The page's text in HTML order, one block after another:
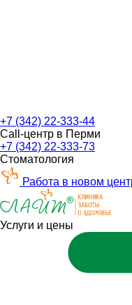
+7 (342) 22-333-44
Call-центр в Перми
+7 (342) 22-333-73
Стоматология
Работа в новом
Услуги и цены